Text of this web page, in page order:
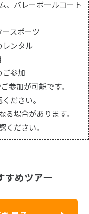
、バレーボールコート
スポーツ
ンタル
参加
参加が可能です。
ださい。
場合があります。
ださい。
すめツアー